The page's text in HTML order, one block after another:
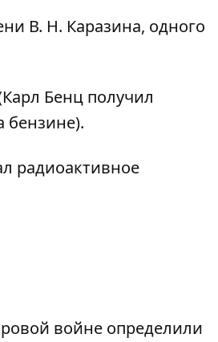
В. Н. Каразина, одного
Бенц получил
бензине).
радиоактивное
войне определили